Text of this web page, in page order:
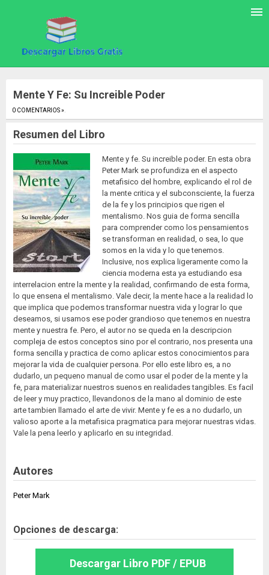
Mente Y Fe: Su Increible Poder
0 COMENTARIOS ».
Resumen del Libro
Mente y fe. Su increible poder. En esta obra
Peter Mark se profundiza en el aspecto
metafisico del hombre, explicando el rol de
la mente critica y el subconsciente, la fuerza
de la fe y los principios que rigen el
mentalismo. Nos guia de forma sencilla
para comprender como los pensamientos
se transforman en realidad, o sea, lo que
somos en la vida y lo que tenemos.
Inclusive, nos explica ligeramente como la
ciencia moderna esta ya estudiando esa
interrelacion entre la mente y la realidad, confirmando de esta forma,
lo que ensena el mentalismo. Vale decir, la mente hace a la realidad lo
que implica que podemos transformar nuestra vida y lograr lo que
deseamos, si usamos ese poder grandioso que tenemos en nuestra
mente y nuestra fe. Pero, el autor no se queda en la descripcion
compleja de estos conceptos sino por el contrario, nos presenta una
forma sencilla y practica de como aplicar estos conocimientos para
mejorar la vida de cualquier persona. Por ello este libro es, a no
dudarlo, un pequeno manual de como usar el poder de la mente y la
fe, para materializar nuestros suenos en realidades tangibles. Es facil
de leer y muy practico, llevandonos de la mano al dominio de este
arte tambien llamado el arte de vivir. Mente y fe es a no dudarlo, un
valioso aporte a la metafisica pragmatica para mejorar nuestras vidas.
Vale la pena leerlo y aplicarlo en su integridad.
Autores
Peter Mark
Opciones de descarga:
Descargar Libro PDF / EPUB